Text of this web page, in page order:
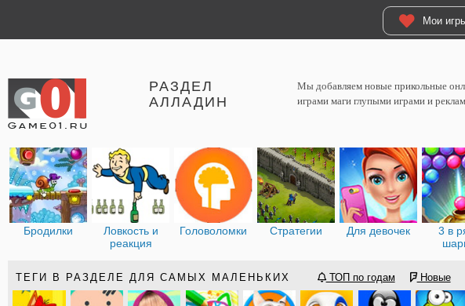
Мои
РАЗДЕЛ
АЛЛАДИН
Мы добавляем новые прикольные
играми маги глупыми играми и
Бродилки
Ловкость и
реакция
Головоломки Стратегии Для девочек
3 в
ТЕГИ В РАЗДЕЛЕ ДЛЯ САМЫХ МАЛЕНЬКИХ ТОП по годам Новые